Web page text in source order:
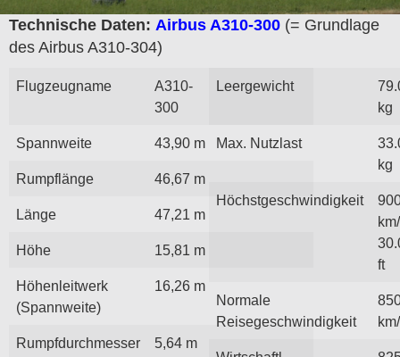
Technische Daten: Airbus A310-300 (= Grundlage
des Airbus A310-304)
Flugzeugname
A310-
300
Spannweite 43,90 m
Rumpflänge 46,67 m
Länge 47,21 m
Höhe 15,81 m
Höhenleitwerk
(Spannweite)
16,26 m
Rumpfdurchmesser 5,64 m
Leergewicht
kg
Max. Nutzlast
kg
Höchstgeschwindigkeit
ft
Normale
Reisegeschwindigkeit